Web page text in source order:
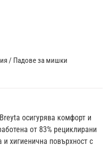
/ Падове за мишки
осигурява комфорт и
от 83% рециклирани
хигиенична повърхност с